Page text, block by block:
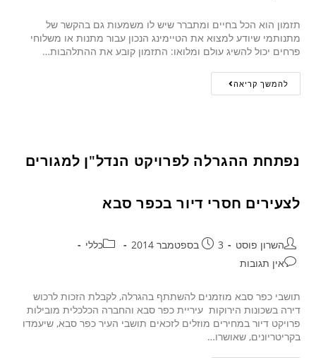
תזמון הוא הכל בחיים ומתברר שיש לו משמעות גם בהקשר של
מתנותמי שיודע למצוא את הטיימינג הנכון עבור מתנות או משלוחי
פרחים יכול להשיג עולם ומלואו: התזמון קובע את ההתלהבות…
להמשך קריאה
נפתחת ההגרלה לפרויקט הנדל"ן למגורים
לצעירים חסרי דיור בכפר סבא
השרון פוסט 3 בספטמבר 2014
כללי
אין תגובות
תושבי כפר סבא מוזמנים להשתתף בהגרלה, לקבלת הזכות לרכוש
דירה בשכונות הירוקות עיריית כפר סבא והחברה הכלכלית מובילות
פרויקט דיור במחירים מוזלים לזכאים תושבי העיר כפר סבא, שיעמדו
בקריטריונים, שאושרו…